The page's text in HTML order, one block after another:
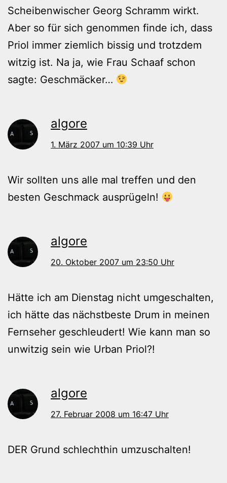
Scheibenwischer Georg Schramm wirkt.
Aber so für sich genommen finde ich, dass
Priol immer ziemlich bissig und trotzdem
witzig ist. Na ja, wie Frau Schaaf schon
sagte: Geschmäcker…
algore
1. März 2007 um 10:39 Uhr
Wir sollten uns alle mal treffen und den
besten Geschmack ausprügeln!
algore
20. Oktober 2007 um 23:50 Uhr
Hätte ich am Dienstag nicht umgeschalten,
ich hätte das nächstbeste Drum in meinen
Fernseher geschleudert! Wie kann man so
unwitzig sein wie Urban Priol?!
algore
27. Februar 2008 um 16:47 Uhr
DER Grund schlechthin umzuschalten!